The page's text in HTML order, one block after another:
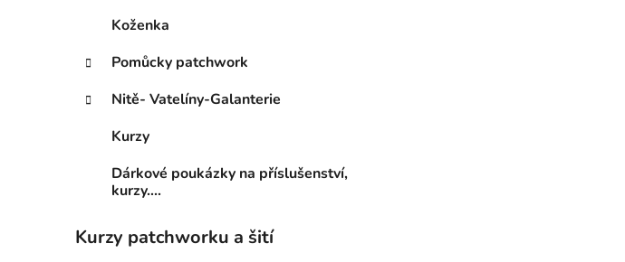
Koženka
Pomůcky patchwork
Nitě- Vatelíny-Galanterie
Kurzy
Dárkové poukázky na příslušenství,
kurzy....
Kurzy patchworku a šití